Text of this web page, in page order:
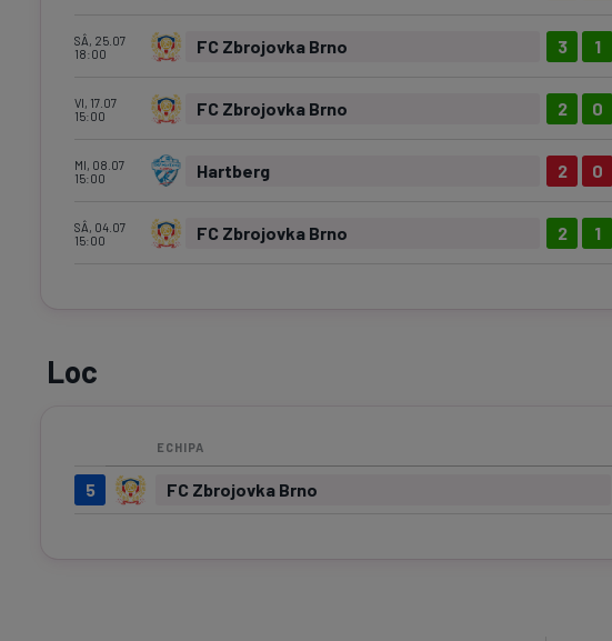
SÂ, 25.07
18:00
FC Zbrojovka Brno 3 1
VI, 17.07
15:00
FC Zbrojovka Brno 2 0
MI, 08.07
15:00
Hartberg 2 0
SÂ, 04.07
15:00
FC Zbrojovka Brno 2 1
Loc
ECHIPA
5 FC Zbrojovka Brno